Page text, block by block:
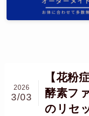
【花粉
酵素フ
のリセ
2026
3/03